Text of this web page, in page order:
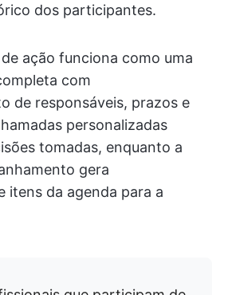
dos participantes.
ação funciona como uma
com
de responsáveis, prazos e
personalizadas
tomadas, enquanto a
gera
itens da agenda para a